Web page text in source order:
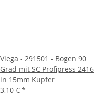
Viega - 291501 - Bogen 90
Grad mit SC Profipress 2416
in 15mm Kupfer
3,10 € *